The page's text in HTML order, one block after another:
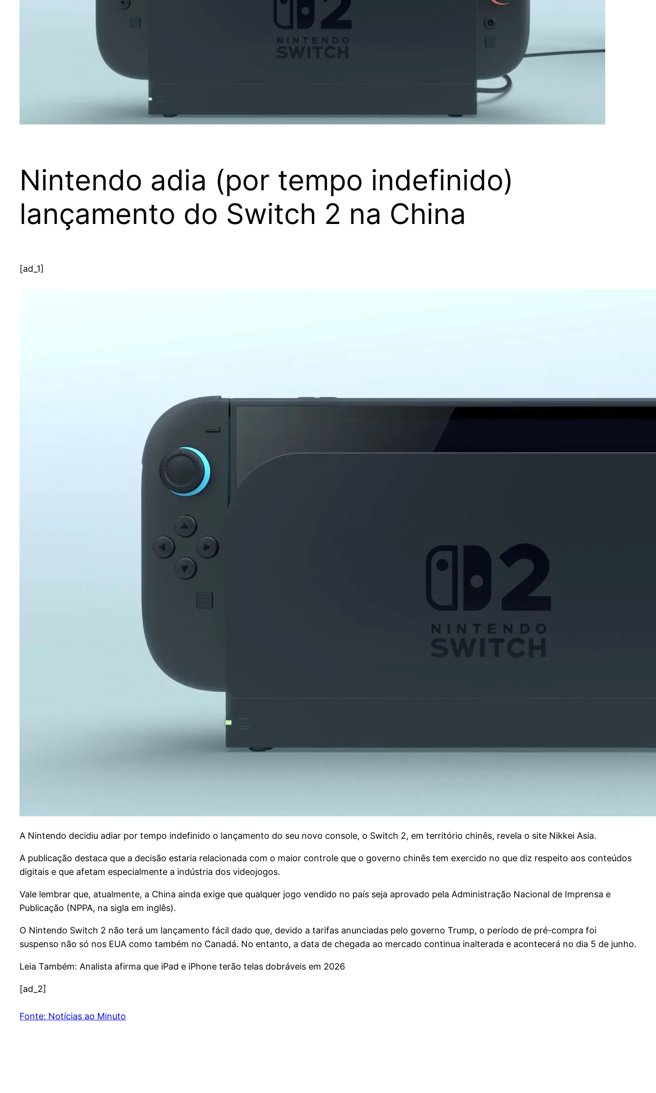
Nintendo adia (por tempo indefinido)
lançamento do Switch 2 na China
[ad_1]
A Nintendo decidiu adiar por tempo indefinido o lançamento do seu novo console, o Switch 2, em território chinês, revela o site Nikkei Asia.
A publicação destaca que a decisão estaria relacionada com o maior controle que o governo chinês tem exercido no que diz respeito aos conteúdos
digitais e que afetam especialmente a indústria dos videojogos.
Vale lembrar que, atualmente, a China ainda exige que qualquer jogo vendido no país seja aprovado pela Administração Nacional de Imprensa e
Publicação (NPPA, na sigla em inglês).
O Nintendo Switch 2 não terá um lançamento fácil dado que, devido a tarifas anunciadas pelo governo Trump, o período de pré-compra foi
suspenso não só nos EUA como também no Canadá. No entanto, a data de chegada ao mercado continua inalterada e acontecerá no dia 5 de junho.
Leia Também: Analista afirma que iPad e iPhone terão telas dobráveis em 2026
[ad_2]
Fonte: Notícias ao Minuto